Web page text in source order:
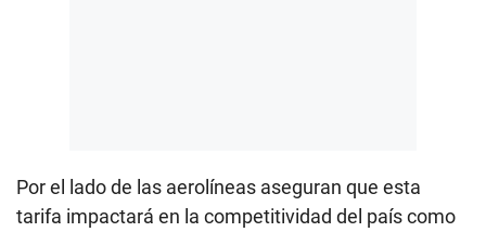
Por el lado de las aerolíneas aseguran que esta
tarifa impactará en la competitividad del país como